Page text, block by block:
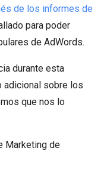
de los informes de
para poder
de AdWords.
durante esta
adicional sobre los
que nos lo
Marketing de